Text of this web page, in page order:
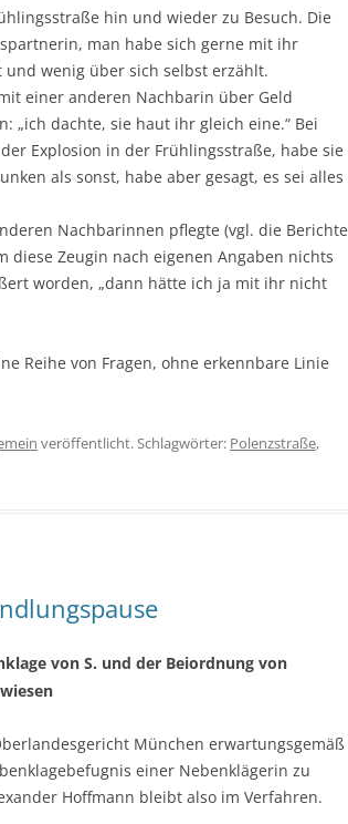
hin und wieder zu Besuch. Die
man habe sich gerne mit ihr
wenig über sich selbst erzählt.
einer anderen Nachbarin über Geld
„ich dachte, sie haut ihr gleich eine.“ Bei
Explosion in der Frühlingsstraße, habe sie
als sonst, habe aber gesagt, es sei alles
Nachbarinnen pflegte (vgl. die Berichte
diese Zeugin nach eigenen Angaben nichts
worden, „dann hätte ich ja mit ihr nicht
Reihe von Fragen, ohne erkennbare Linie
veröffentlicht. Schlagwörter: Polenzstraße,
von S. und der Beiordnung von
München erwartungsgemäß
einer Nebenklägerin zu
Hoffmann bleibt also im Verfahren.